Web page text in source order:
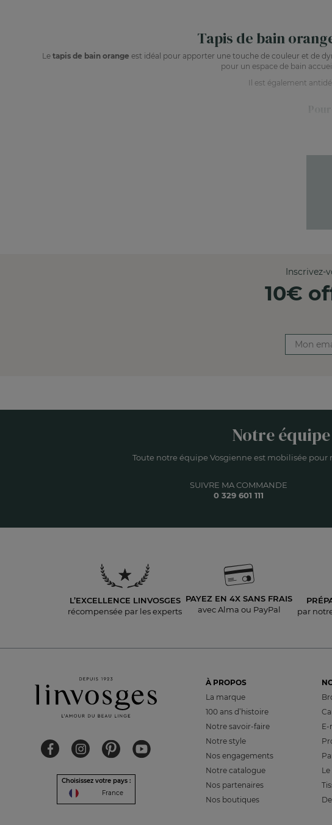
Tapis de bain
Le tapis de bain orange est idéal pour apporter une touche de couleur et de
pour un espace de bain
Il est également
Comment
Découvrez notre collection
Inscrivez-
10€
Notre
Toute notre équipe Vosgienne est mobilisée
SUIVRE MA COMMANDE
0 329 601 111
L’EXCELLENCE LINVOSGES
récompensée par les experts
PAYEZ EN 4X SANS FRAIS
avec Alma ou PayPal
par
Choisissez votre pays :
France
À PROPOS
La marque
100 ans d’histoire
Notre savoir-faire
Notre style
Nos engagements
Notre catalogue
Nos partenaires
Nos boutiques
E-